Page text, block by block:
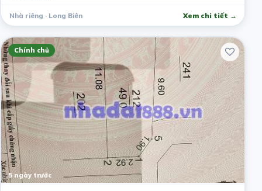
Nhà riêng · Long Biên Xem chi tiết →
Chính chủ
5 ngày trước